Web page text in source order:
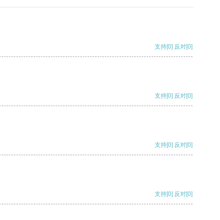
支持[0] 反对[0]
支持[0] 反对[0]
支持[0] 反对[0]
支持[0] 反对[0]